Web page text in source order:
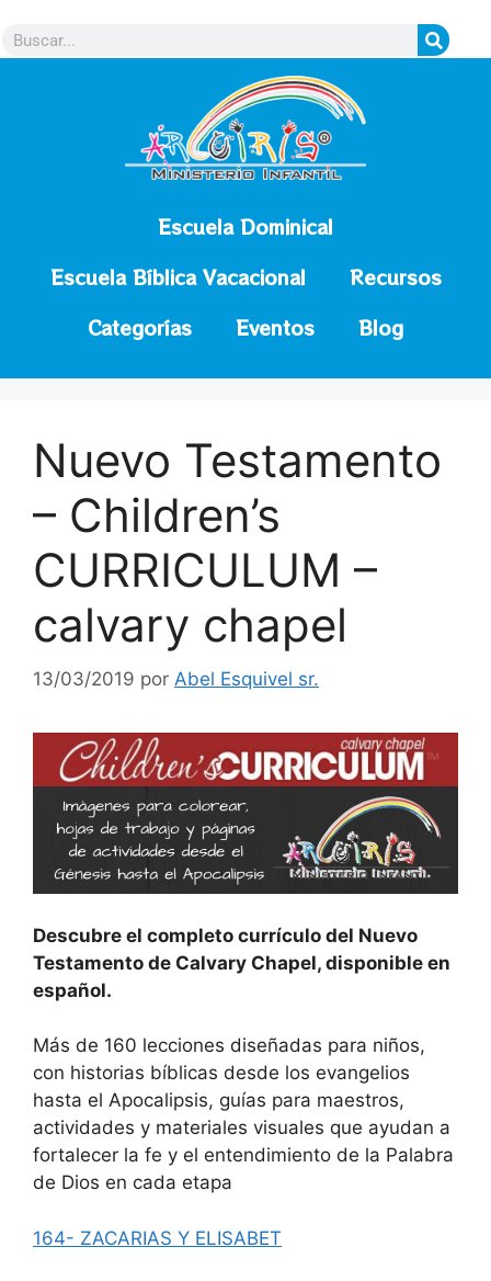
Escuela Dominical
Escuela Bíblica Vacacional
Recursos
Categorías
Eventos Blog
Nuevo Testamento
– Children’s
CURRICULUM –
calvary chapel
13/03/2019 por Abel Esquivel sr.
Descubre el completo currículo del Nuevo
Testamento de Calvary Chapel, disponible en
español.
Más de 160 lecciones diseñadas para niños,
con historias bíblicas desde los evangelios
hasta el Apocalipsis, guías para maestros,
actividades y materiales visuales que ayudan a
fortalecer la fe y el entendimiento de la Palabra
de Dios en cada etapa
164- ZACARIAS Y ELISABET